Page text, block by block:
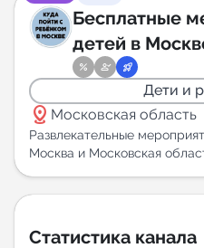
Каталог каналов
Каталог ботов
Горящие
Индекс читаемости
New
New
Бесплатные
детей в
Дети и
distance Московская область
Развлекательные
Москва и Московская
Статистика канала